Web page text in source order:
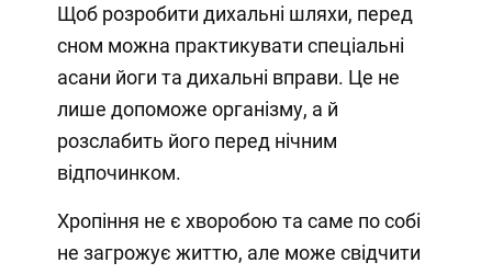
Щоб розробити дихальні шляхи, перед
сном можна практикувати спеціальні
асани йоги та дихальні вправи. Це не
лише допоможе організму, а й
розслабить його перед нічним
відпочинком.
Хропіння не є хворобою та саме по собі
не загрожує життю, але може свідчити